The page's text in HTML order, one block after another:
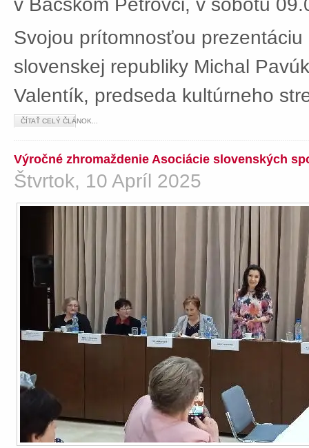
v Báčskom Petrovci, v sobotu
Svojou prítomnosťou
slovenskej republiky Michal
Valentík, predseda kultúrneho
ČÍTAŤ CELÝ ČLÁNOK...
Výročné zhromaždenie Asociácie slovenských
Štvrtok, 10 Apríl 2025